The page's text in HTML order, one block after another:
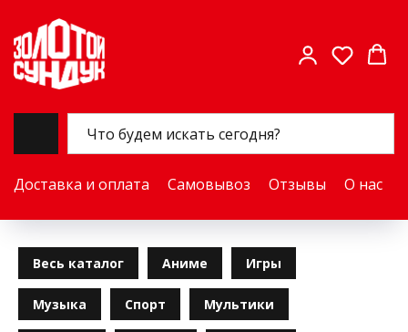
Доставка и оплата Самовывоз Отзывы О нас
Весь каталог Аниме Игры
Музыка Спорт Мультики